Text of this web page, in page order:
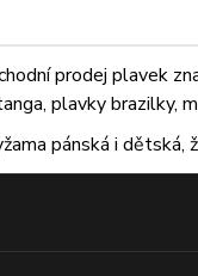
prodej plavek
plavky brazilky,
pánská i dětská,